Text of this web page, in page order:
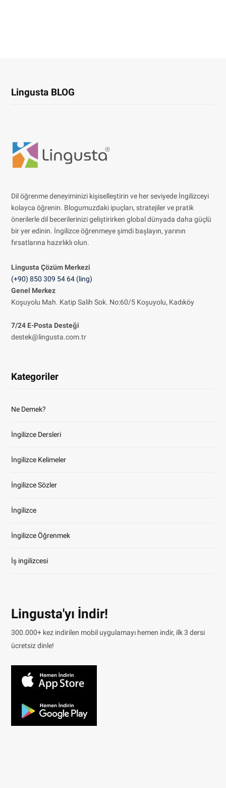
Lingusta BLOG
Dil öğrenme deneyiminizi kişiselleştirin ve her seviyede İngilizceyi
kolayca öğrenin. Blogumuzdaki ipuçları, stratejiler ve pratik
önerilerle dil becerilerinizi geliştirirken global dünyada daha güçlü
bir yer edinin. İngilizce öğrenmeye şimdi başlayın, yarının
fırsatlarına hazırlıklı olun.
Lingusta Çözüm Merkezi
(+90) 850 309 54 64 (ling)
Genel Merkez
Koşuyolu Mah. Katip Salih Sok. No:60/5 Koşuyolu, Kadıköy
7/24 E-Posta Desteği
destek@lingusta.com.tr
Kategoriler
Ne Demek?
İngilizce Dersleri
İngilizce Kelimeler
İngilizce Sözler
İngilizce
İngilizce Öğrenmek
İş ingilizcesi
Lingusta'yı İndir!
300.000+ kez indirilen mobil uygulamayı hemen indir, ilk 3 dersi
ücretsiz dinle!